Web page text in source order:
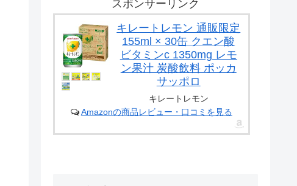
スポンサーリンク
キレートレモン 通販限定
155ml × 30缶 クエン酸
ビタミンc 1350mg レモ
ン果汁 炭酸飲料 ポッカ
サッポロ
キレートレモン
Amazonの商品レビュー・口コミを見る